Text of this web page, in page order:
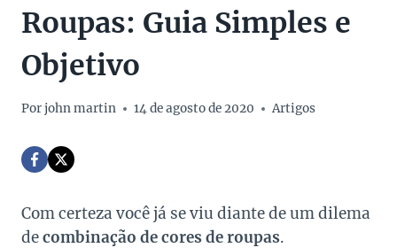
Roupas: Guia Simples e
Objetivo
Porjohn martin 14 de agosto de 2020 Artigos
Com certeza você já se viu diante de um dilema
decombinação de cores de roupas.